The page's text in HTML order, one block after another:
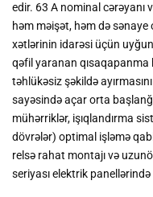
edir. 63 A nominal cərəyanı
həm məişət, həm də
xətlərinin idarəsi üçün
qəfil yaranan qısaqapanma
təhlükəsiz şəkildə
sayəsində açar orta
mühərriklər, işıqlandırma
dövrələr) optimal işləmə
relsə rahat montajı və
seriyası elektrik